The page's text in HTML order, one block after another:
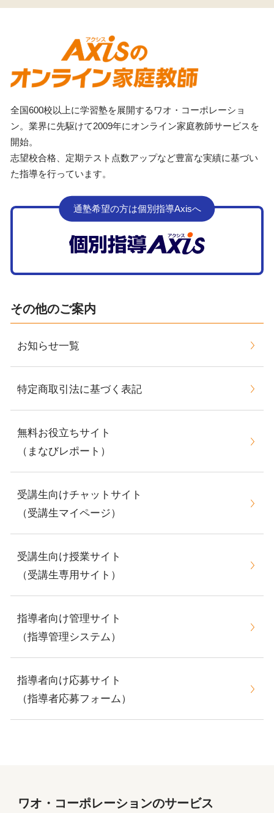
全国600校以上に学習塾を展開するワオ・コーポレーショ
ン。業界に先駆けて2009年にオンライン家庭教師サービスを
開始。
志望校合格、定期テスト点数アップなど豊富な実績に基づい
た指導を行っています。
通塾希望の方は個別指導Axisへ
その他のご案内
お知らせ一覧
特定商取引法に基づく表記
無料お役立ちサイト
（まなびレポート）
受講生向けチャットサイト
（受講生マイページ）
受講生向け授業サイト
（受講生専用サイト）
指導者向け管理サイト
（指導管理システム）
指導者向け応募サイト
（指導者応募フォーム）
ワオ・コーポレーションのサービス